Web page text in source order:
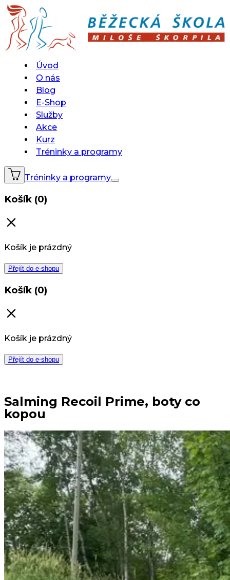
Úvod
O nás
Blog
E-Shop
Služby
Akce
Kurz
Tréninky a programy
Tréninky a programy
Košík (0)
Košík je prázdný
Přejít do e-shopu
Košík (0)
Košík je prázdný
Přejít do e-shopu
Salming Recoil Prime, boty co
kopou